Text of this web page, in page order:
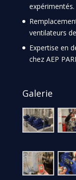
expérimentés.
ventilateurs
Expertise en
chez AEP
Galerie